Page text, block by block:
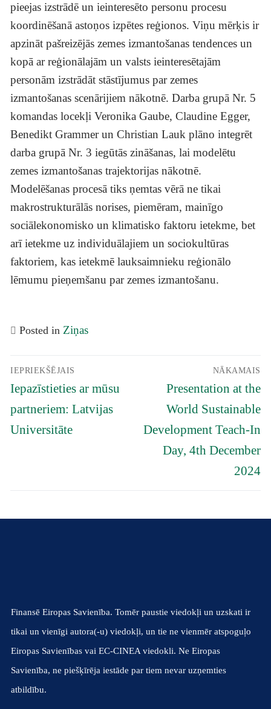
pieejas izstrādē un ieinteresēto personu procesu
koordinēšanā astoņos izpētes reģionos. Viņu mērķis ir
apzināt pašreizējās zemes izmantošanas tendences un
kopā ar reģionālajām un valsts ieinteresētajām
personām izstrādāt stāstījumus par zemes
izmantošanas scenārijiem nākotnē. Darba grupā Nr. 5
komandas locekļi Veronika Gaube, Claudine Egger,
Benedikt Grammer un Christian Lauk plāno integrēt
darba grupā Nr. 3 iegūtās zināšanas, lai modelētu
zemes izmantošanas trajektorijas nākotnē.
Modelēšanas procesā tiks ņemtas vērā ne tikai
makrostrukturālās norises, piemēram, mainīgo
sociālekonomisko un klimatisko faktoru ietekme, bet
arī ietekme uz individuālajiem un sociokultūras
faktoriem, kas ietekmē lauksaimnieku reģionālo
lēmumu pieņemšanu par zemes izmantošanu.
Posted in Ziņas
izvēlne
IEPRIEKŠĒJAIS
Iepriekšējais
raksts:
Iepazīstieties ar mūsu
partneriem: Latvijas
Universitāte
NĀKAMAIS
Nākamais
raksts:
Presentation at the
World Sustainable
Development Teach-In
Day, 4th December
2024
Finansē Eiropas Savienība. Tomēr paustie viedokļi un uzskati ir
tikai un vienīgi autora(-u) viedokļi, un tie ne vienmēr atspoguļo
Eiropas Savienības vai EC-CINEA viedokli. Ne Eiropas
Savienība, ne piešķīrēja iestāde par tiem nevar uzņemties
atbildību.